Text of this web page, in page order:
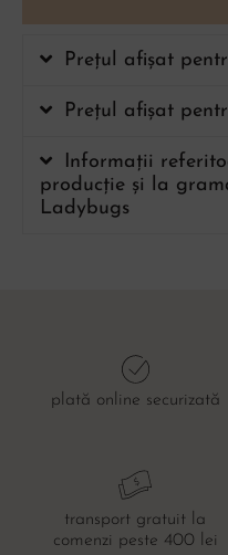
Prețul afișat
Prețul afișat
Informații
producție și la
Ladybugs
plată online securizată
transport gratuit la
comenzi peste 400 lei